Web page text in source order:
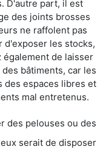
D'autre part, il est
des joints brosses
ne raffolent pas
d'exposer les stocks,
de laisser
bâtiments, car les
des espaces libres et
mal entretenus.
des pelouses ou des
serait de disposer